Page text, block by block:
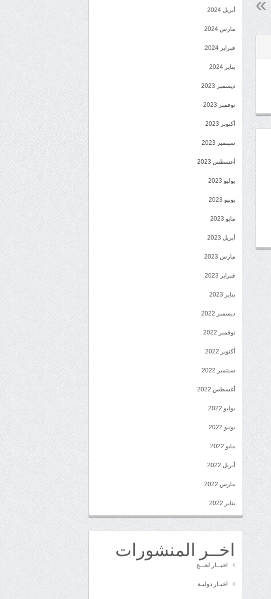
أبريل 2024
مارس 2024
فبراير 2024
يناير 2024
ديسمبر 2023
نوفمبر 2023
أكتوبر 2023
سبتمبر 2023
أغسطس 2023
يوليو 2023
يونيو 2023
مايو 2023
أبريل 2023
مارس 2023
فبراير 2023
يناير 2023
ديسمبر 2022
نوفمبر 2022
أكتوبر 2022
سبتمبر 2022
أغسطس 2022
يوليو 2022
يونيو 2022
مايو 2022
أبريل 2022
مارس 2022
يناير 2022
اخــر المنشورات
اخبــار لحــج
اخبـار دوليـة